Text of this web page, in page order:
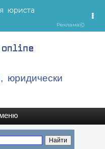
юридически